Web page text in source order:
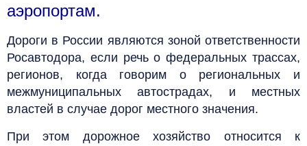
аэропортам.
Дороги в России являются зоной ответственности
Росавтодора, если речь о федеральных трассах,
регионов, когда говорим о региональных и
межмуниципальных автострадах, и местных
властей в случае дорог местного значения.
При этом дорожное хозяйство относится к